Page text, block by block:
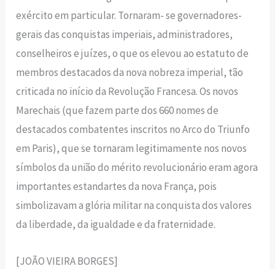
exército em particular. Tornaram- se governadores-
gerais das conquistas imperiais, administradores,
conselheiros e juízes, o que os elevou ao estatuto de
membros destacados da nova nobreza imperial, tão
criticada no início da Revolução Francesa. Os novos
Marechais (que fazem parte dos 660 nomes de
destacados combatentes inscritos no Arco do Triunfo
em Paris), que se tornaram legitimamente nos novos
símbolos da união do mérito revolucionário eram agora
importantes estandartes da nova França, pois
simbolizavam a glória militar na conquista dos valores
da liberdade, da igualdade e da fraternidade.
[JOÃO VIEIRA BORGES]